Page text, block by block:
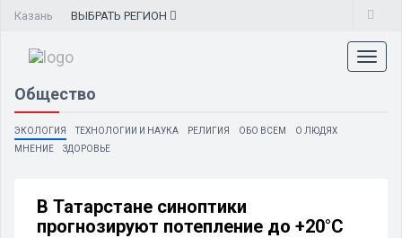
Казань ВЫБРАТЬ РЕГИОН
Общество
ЭКОЛОГИЯ ТЕХНОЛОГИИ И НАУКА РЕЛИГИЯ ОБО ВСЕМ
О ЛЮДЯХ
МНЕНИЕ
ЗДОРОВЬЕ
В Татарстане синоптики
прогнозируют потепление до +20°C